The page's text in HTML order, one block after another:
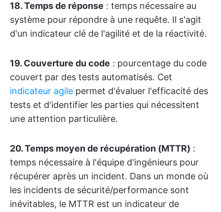
18. Temps de réponse : temps nécessaire au
système pour répondre à une requête. Il s'agit
d'un indicateur clé de l'agilité et de la réactivité.
19. Couverture du code : pourcentage du code
couvert par des tests automatisés. Cet
indicateur agile permet d'évaluer l'efficacité des
tests et d'identifier les parties qui nécessitent
une attention particulière.
20. Temps moyen de récupération (MTTR) :
temps nécessaire à l'équipe d'ingénieurs pour
récupérer après un incident. Dans un monde où
les incidents de sécurité/performance sont
inévitables, le MTTR est un indicateur de